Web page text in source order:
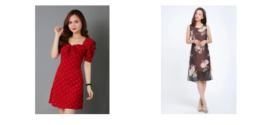
thanh lịch